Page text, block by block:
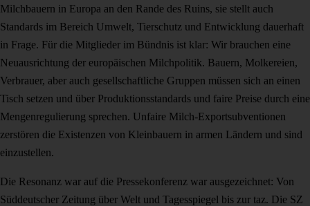
Milchbauern in Europa an den Rande des Ruins, sie stellt auch
Standards im Bereich Umwelt, Tierschutz und Entwicklung dauerhaft
in Frage. Für die Mitglieder im Bündnis ist klar: Wir brauchen eine
Neuausrichtung der europäischen Milchpolitik. Bauern, Molkereien,
Verbrauer, aber auch gesellschaftliche Gruppen müssen sich an einen
Tisch setzen und über Produktionsstandards und faire Preise durch eine
Mengenregulierung sprechen. Unfaire Milch-Exportsubventionen
zerstören die Existenzen von Kleinbauern in armen Ländern und sind
einzustellen.
Die Resonanz war auf die Pressekonferenz war ausgezeichnet: Von
Süddeutscher Zeitung über Welt und Tagesspiegel bis zur taz. Die SZ